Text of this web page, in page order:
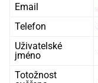
Email
Telefon
Uživatelské
jméno
Totožnost